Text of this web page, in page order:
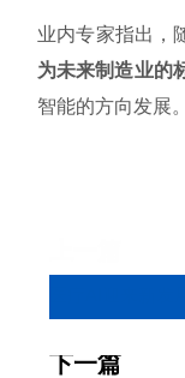
业内专家指出，
为未来制造业的
智能的方向发展。
下一篇